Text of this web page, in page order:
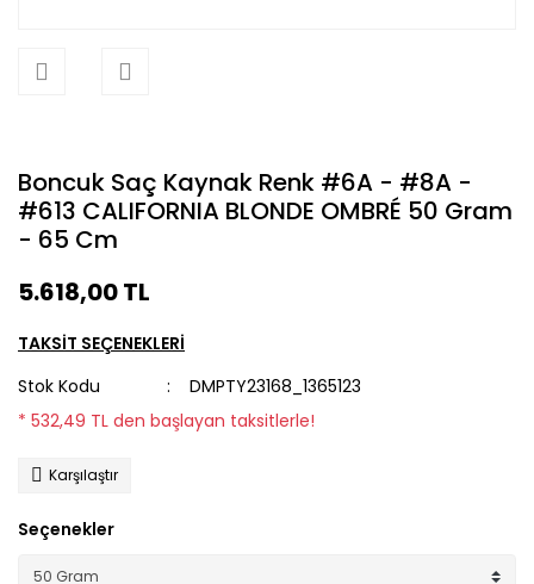
Boncuk Saç Kaynak Renk #6A - #8A -
#613 CALIFORNIA BLONDE OMBRÉ 50 Gram
- 65 Cm
5.618,00 TL
TAKSİT SEÇENEKLERİ
Stok Kodu
DMPTY23168_1365123
* 532,49 TL den başlayan taksitlerle!
Karşılaştır
Seçenekler